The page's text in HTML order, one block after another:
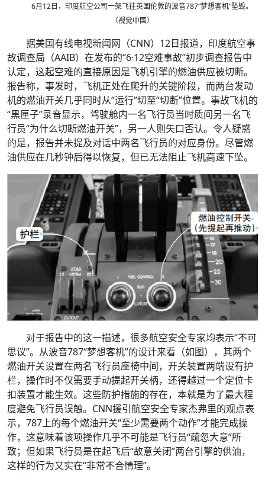
6月12日，印度航空公司一架飞往英国伦敦的波音787“梦想客机”坠毁。
（视觉中国）
据美国有线电视新闻网（CNN）12日报道，印度航空事
故调查局（AAIB）在发布的“6·12空难事故”初步调查报告中
认定，这起空难的直接原因是飞机引擎的燃油供应被切断。
报告称，事发时，飞机正处在爬升的关键阶段，而两台发动
机的燃油开关几乎同时从“运行”切至“切断”位置。事故飞机的
“黑匣子”录音显示，驾驶舱内一名飞行员当时质问另一名飞
行员“为什么切断燃油开关”，另一人则矢口否认。令人疑惑
的是，报告并未提及对话中两名飞行员的对应身份。尽管燃
油供应在几秒钟后得以恢复，但已无法阻止飞机高速下坠。
对于报告中的这一描述，很多航空安全专家均表示“不可
思议”。从波音787“梦想客机”的设计来看（如图），其两个
燃油开关设置在两名飞行员座椅中间，开关装置两端设有护
栏，操作时不仅需要手动提起开关柄，还得越过一个定位卡
扣装置才能生效。这些防护措施的存在，本就是为了最大程
度避免飞行员误触。CNN援引航空安全专家杰弗里的观点表
示，787上的每个燃油开关“至少需要两个动作”才能完成操
作，这意味着该项操作几乎不可能是飞行员“疏忽大意”所
致；但如果飞行员是在起飞后“故意关闭”两台引擎的供油，
这样的行为又实在“非常不合情理”。